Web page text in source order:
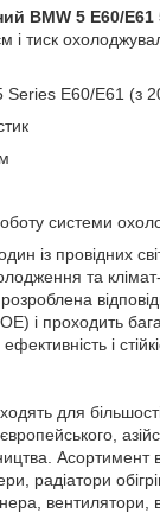
BMW 5 E60/E61
і тиск
Series E60/E61 (з
системи
із провідних
та
і проходить
і
для
Асортимент
радіатори
вентилятори,